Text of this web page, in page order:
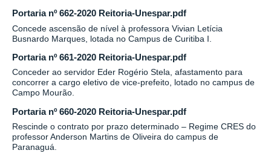
Portaria nº 662-2020 Reitoria-Unespar.pdf
Concede ascensão de nível à professora Vivian Letícia
Busnardo Marques, lotada no Campus de Curitiba I.
Portaria nº 661-2020 Reitoria-Unespar.pdf
Conceder ao servidor Eder Rogério Stela, afastamento para
concorrer a cargo eletivo de vice-prefeito, lotado no campus de
Campo Mourão.
Portaria nº 660-2020 Reitoria-Unespar.pdf
Rescinde o contrato por prazo determinado – Regime CRES do
professor Anderson Martins de Oliveira do campus de
Paranaguá.